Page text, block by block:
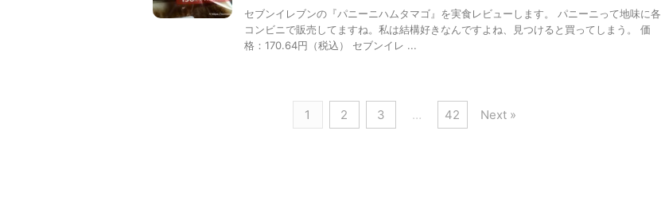
セブンイレブンの『パニーニハムタマゴ』を実食レビューします。 パニーニって地味に各
コンビニで販売してますね。私は結構好きなんですよね、見つけると買ってしまう。 価
格：170.64円（税込） セブンイレ ...
1 2 3 … 42 Next »